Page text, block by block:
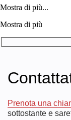
Mostra di più...
Mostra di più
Prenota una
sottostante e